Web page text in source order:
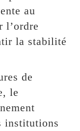
au
l’ordre
la stabilité
de
le
institutions